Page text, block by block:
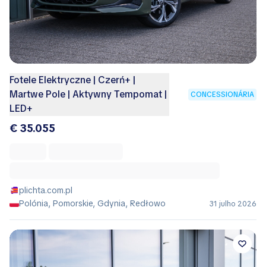
Fotele Elektryczne | Czerń+ |
Martwe Pole | Aktywny Tempomat |
LED+
CONCESSIONÁRIA
€ 35.055
plichta.com.pl
Polónia, Pomorskie, Gdynia, Redłowo
31 julho 2026